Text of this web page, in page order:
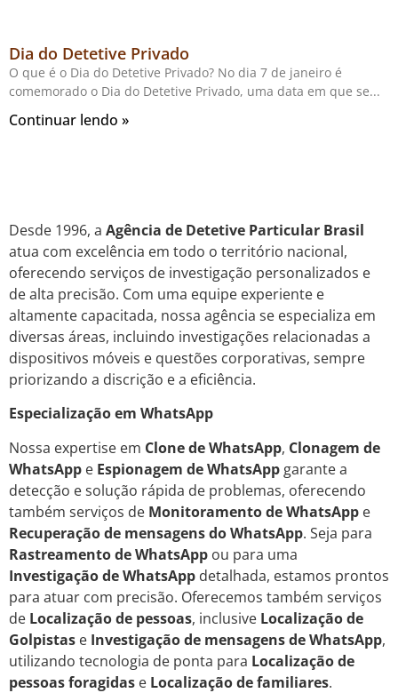
Dia do Detetive Privado
O que é o Dia do Detetive Privado? No dia 7 de janeiro é
comemorado o Dia do Detetive Privado, uma data em que se
Continuar lendo »
Desde 1996, a Agência de Detetive Particular Brasil
atua com excelência em todo o território nacional,
oferecendo serviços de investigação personalizados e
de alta precisão. Com uma equipe experiente e
altamente capacitada, nossa agência se especializa em
diversas áreas, incluindo investigações relacionadas a
dispositivos móveis e questões corporativas, sempre
priorizando a discrição e a eficiência.
Especialização em WhatsApp
Nossa expertise em Clone de WhatsApp, Clonagem de
WhatsApp e Espionagem de WhatsApp garante a
detecção e solução rápida de problemas, oferecendo
também serviços de Monitoramento de WhatsApp e
Recuperação de mensagens do WhatsApp. Seja para
Rastreamento de WhatsApp ou para uma
Investigação de WhatsApp detalhada, estamos prontos
para atuar com precisão. Oferecemos também serviços
de Localização de pessoas, inclusive Localização de
Golpistas e Investigação de mensagens de WhatsApp,
utilizando tecnologia de ponta para Localização de
pessoas foragidas e Localização de familiares.